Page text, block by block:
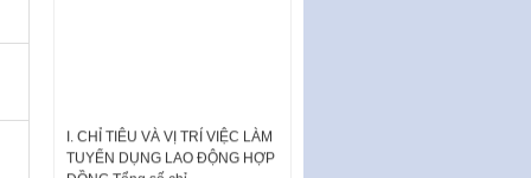
TUYỂN DỤNG LAO ĐỘNG HỢP
ĐỒNG Tổng số chỉ…